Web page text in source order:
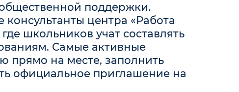
поддержки.
центра «Работа
школьников учат составлять
Самые активные
прямо на месте, заполнить
официальное приглашение на